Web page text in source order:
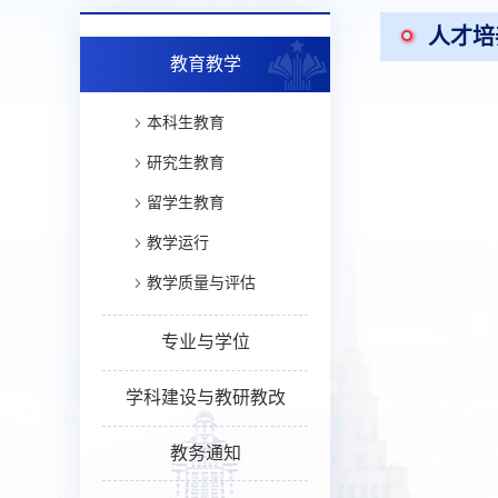
教育教学
本科生教育
研究生教育
留学生教育
教学运行
教学质量与评估
专业与学位
学科建设与教研教改
教务通知
人才